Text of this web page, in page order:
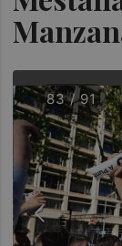
83 / 91